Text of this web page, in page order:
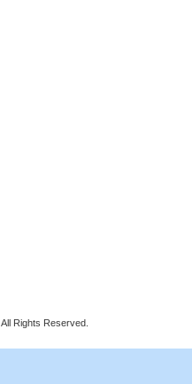
. All Rights Reserved.